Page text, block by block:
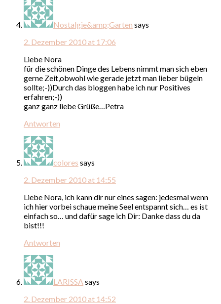
Nostalgie&amp;Garten says
2. Dezember 2010 at 17:06
Liebe Nora
für die schönen Dinge des Lebens nimmt man sich eben
gerne Zeit,obwohl wie gerade jetzt man lieber bügeln
sollte;-))Durch das bloggen habe ich nur Positives
erfahren;-))
ganz ganz liebe Grüße…Petra
Antworten
colores says
2. Dezember 2010 at 14:55
Liebe Nora, ich kann dir nur eines sagen: jedesmal wenn
ich hier vorbei schaue meine Seel entspannt sich… es ist
einfach so… und dafür sage ich Dir: Danke dass du da
bist!!!
Antworten
LARISSA says
2. Dezember 2010 at 14:52